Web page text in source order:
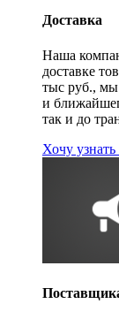
Доставка
Наша
доставке
тыс руб., мы
и
так и до
Хочу